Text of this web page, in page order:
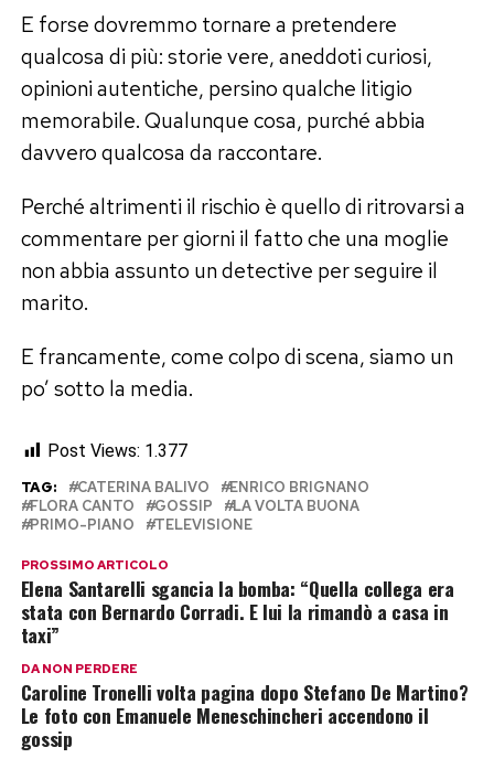
E forse dovremmo tornare a pretendere
qualcosa di più: storie vere, aneddoti curiosi,
opinioni autentiche, persino qualche litigio
memorabile. Qualunque cosa, purché abbia
davvero qualcosa da raccontare.
Perché altrimenti il rischio è quello di ritrovarsi a
commentare per giorni il fatto che una moglie
non abbia assunto un detective per seguire il
marito.
E francamente, come colpo di scena, siamo un
po’ sotto la media.
Post Views: 1.377
TAG: CATERINA BALIVO
ENRICO BRIGNANO
FLORA CANTO
GOSSIP
LA VOLTA BUONA
PRIMO-PIANO
TELEVISIONE
PROSSIMO ARTICOLO
Elena Santarelli sgancia la bomba: “Quella collega era
stata con Bernardo Corradi. E lui la rimandò a casa in
taxi”
DA NON PERDERE
Caroline Tronelli volta pagina dopo Stefano De Martino?
Le foto con Emanuele Meneschincheri accendono il
gossip